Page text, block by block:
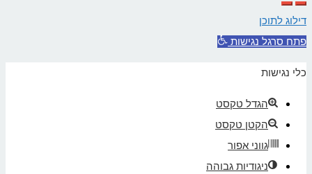
העמוד
דילוג לתוכן
פתח סרגל נגישות
כלי נגישות
הגדל טקסט
הקטן טקסט
גווני אפור
ניגודיות גבוהה